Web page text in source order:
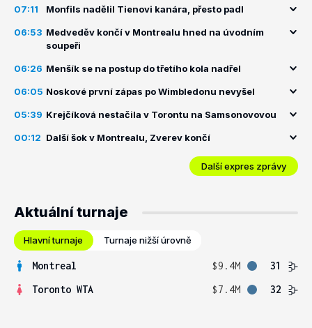
07:11 Monfils nadělil Tienovi kanára, přesto padl
06:53 Medveděv končí v Montrealu hned na úvodním
soupeři
06:26 Menšík se na postup do třetího kola nadřel
06:05 Noskové první zápas po Wimbledonu nevyšel
05:39 Krejčíková nestačila v Torontu na Samsonovovou
00:12 Další šok v Montrealu, Zverev končí
Další expres zprávy
Aktuální turnaje
Hlavní turnaje Turnaje nižší úrovně
Montreal $9.4M
31
Toronto WTA
$7.4M 32